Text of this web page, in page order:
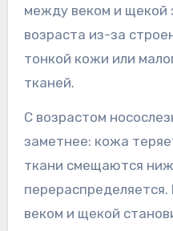
между веком и щекой
возраста из-за
тонкой кожи или
тканей.
С возрастом
заметнее: кожа
ткани смещаются
веком и щекой